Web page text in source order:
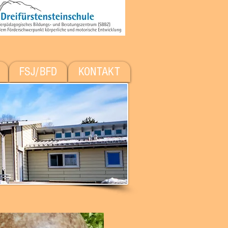
FSJ/BFD KONTAKT